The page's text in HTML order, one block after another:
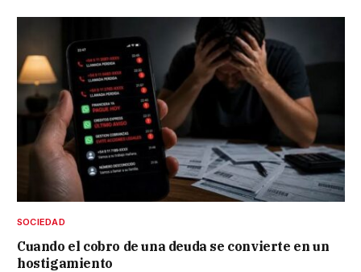
SOCIEDAD
Cuando el cobro de una deuda se convierte en un
hostigamiento